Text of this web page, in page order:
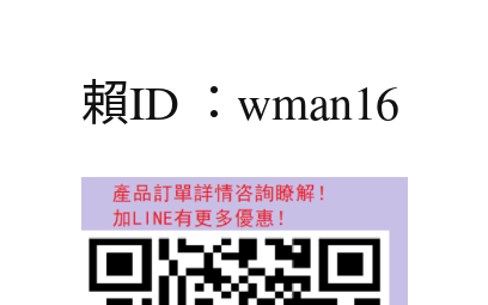
賴ID ：wman16